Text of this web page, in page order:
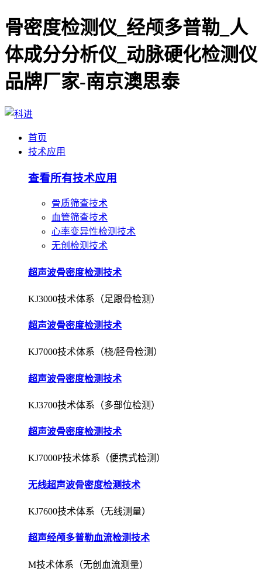
骨密度检测仪_经颅多普勒_人
体成分分析仪_动脉硬化检测仪
品牌厂家-南京澳思泰
首页
技术应用
查看所有技术应用
骨质筛查技术
血管筛查技术
心率变异性检测技术
无创检测技术
超声波骨密度检测技术
KJ3000技术体系（足跟骨检测）
超声波骨密度检测技术
KJ7000技术体系（桡/胫骨检测）
超声波骨密度检测技术
KJ3700技术体系（多部位检测）
超声波骨密度检测技术
KJ7000P技术体系（便携式检测）
无线超声波骨密度检测技术
KJ7600技术体系（无线测量）
超声经颅多普勒血流检测技术
M技术体系（无创血流测量）